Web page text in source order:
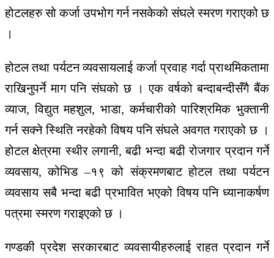
होटलहरु सो कर्जा उपभोग गर्न नसकेको संघले स्मरण गराएको छ
।
होटल तथा पर्यटन व्यवसायलाई कर्जा प्रवाह गर्दा प्राथमिकतामा
राखिनुपर्ने माग पनि संघको छ । एक वर्षको बन्दाबन्दीसँगै बैंक
व्याज, विद्युत महशुल, भाडा, कर्मचारीको पारिश्रमिक भुक्तानी
गर्न सक्ने स्थिति नरहेको विषय पनि संघले अवगत गराएको छ ।
होटल क्षेत्रमा स्थीर लगानी, बढी भन्दा बढी रोजगार प्रदान गर्ने
व्यवसाय, कोभिड –१९ को संक्रमणबाट होटल तथा पर्यटन
व्यवसाय सबै भन्दा बढी प्रभावित भएको विषय पनि ध्यानाकर्षण
पत्रमा स्मरण गराइएको छ ।
गण्डकी प्रदेश सरकारबाट व्यवसायीहरुलाई राहत प्रदान गर्ने